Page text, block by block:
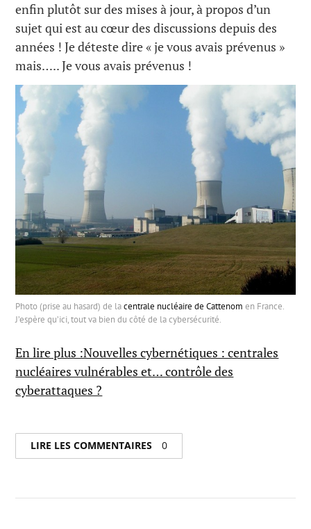
enfin plutôt sur des mises à jour, à propos d’un
sujet qui est au cœur des discussions depuis des
années ! Je déteste dire « je vous avais prévenus »
mais….. Je vous avais prévenus !
Photo (prise au hasard) de lacentrale nucléaire de Cattenom en France.
J’espère qu’ici, tout va bien du côté de la cybersécurité.
En lire plus :Nouvelles cybernétiques : centrales
nucléaires vulnérables et… contrôle des
cyberattaques ?
LIRE LES COMMENTAIRES 0